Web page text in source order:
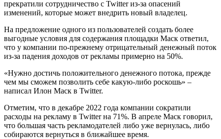
прекратили сотрудничество с Twitter из-за опасений
изменений, которые может внедрить новый владелец.
На предложение одного из пользователей создать более
выгодные условия для содержания площадки Маск ответил,
что у компании по-прежнему отрицательный денежный поток
из-за падения доходов от рекламы примерно на 50%.
«Нужно достичь положительного денежного потока, прежде
чем мы сможем позволить себе какую-либо роскошь» –
написал Илон Маск в Twitter.
Отметим, что в декабре 2022 года компании сократили
расходы на рекламу в Twitter на 71%. В апреле Маск говорил,
что большая часть рекламодателей либо уже вернулась, либо
собираются вернуться в ближайшее время.